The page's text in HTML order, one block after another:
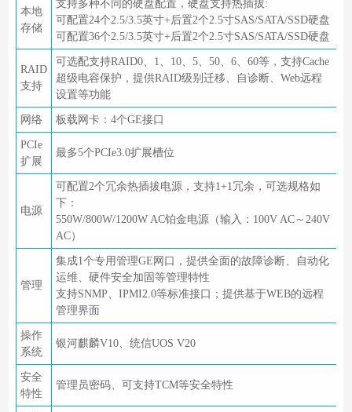
本地
存储
支持多种不同的硬盘配置，硬盘支持热插拔:
可配置24个2.5/3.5英寸+后置2个2.5寸SAS/SATA/SSD硬盘
可配置36个2.5/3.5英寸+后置2个2.5寸SAS/SATA/SSD硬盘
RAID
支持
可选配支持RAID0、1、10、5、50、6、60等，支持Cache
超级电容保护，提供RAID级别迁移、自诊断、Web远程
设置等功能
网络 板载网卡：4个GE接口
PCIe
扩展
最多5个PCIe3.0扩展槽位
电源
可配置2个冗余热插拔电源，支持1+1冗余，可选规格如
下：
550W/800W/1200W AC铂金电源（输入：100V AC～240V
AC）
管理
集成1个专用管理GE网口，提供全面的故障诊断、自动化
运维、硬件安全加固等管理特性
支持SNMP、IPMI2.0等标准接口；提供基于WEB的远程
管理界面
操作
系统
银河麒麟V10、统信UOS V20
安全
特性
管理员密码、可支持TCM等安全特性